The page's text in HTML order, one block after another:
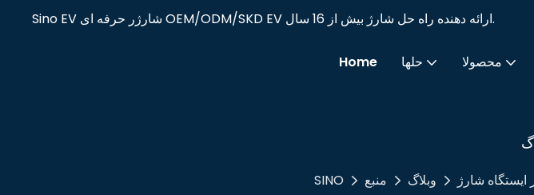
Sino EV شارژر حرفه ای OEM/ODM/SKD EV ارائه دهنده راه حل شارژ بیش از 16 سال.
Home حلها محصولا
SINO منبع وبلاگ